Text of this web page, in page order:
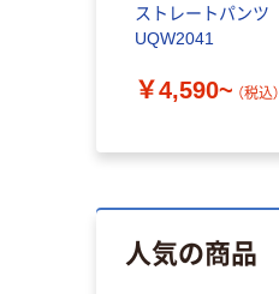
ストレートパンツ
UQW2041
￥4,590~ （税込）
人気の商品